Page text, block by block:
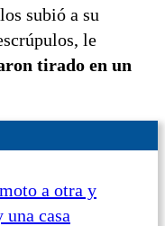
subió a su
le
tirado en un
a otra y
casa